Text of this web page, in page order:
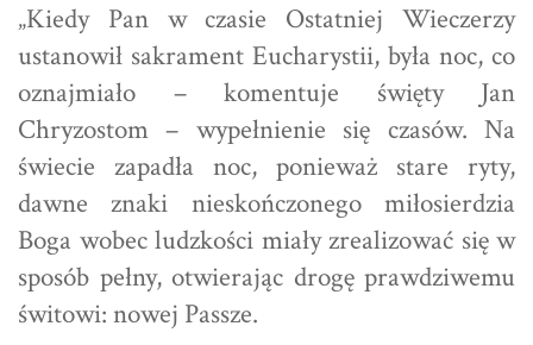
„Kiedy Pan w czasie Ostatniej Wieczerzy
ustanowił sakrament Eucharystii, była noc, co
oznajmiało – komentuje święty Jan
Chryzostom – wypełnienie się czasów. Na
świecie zapadła noc, ponieważ stare ryty,
dawne znaki nieskończonego miłosierdzia
Boga wobec ludzkości miały zrealizować się w
sposób pełny, otwierając drogę prawdziwemu
świtowi: nowej Passze.